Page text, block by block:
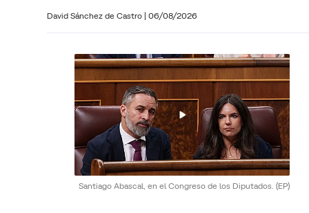
David Sánchez de Castro | 06/08/2026
Santiago Abascal, en el Congreso de los Diputados. (EP)